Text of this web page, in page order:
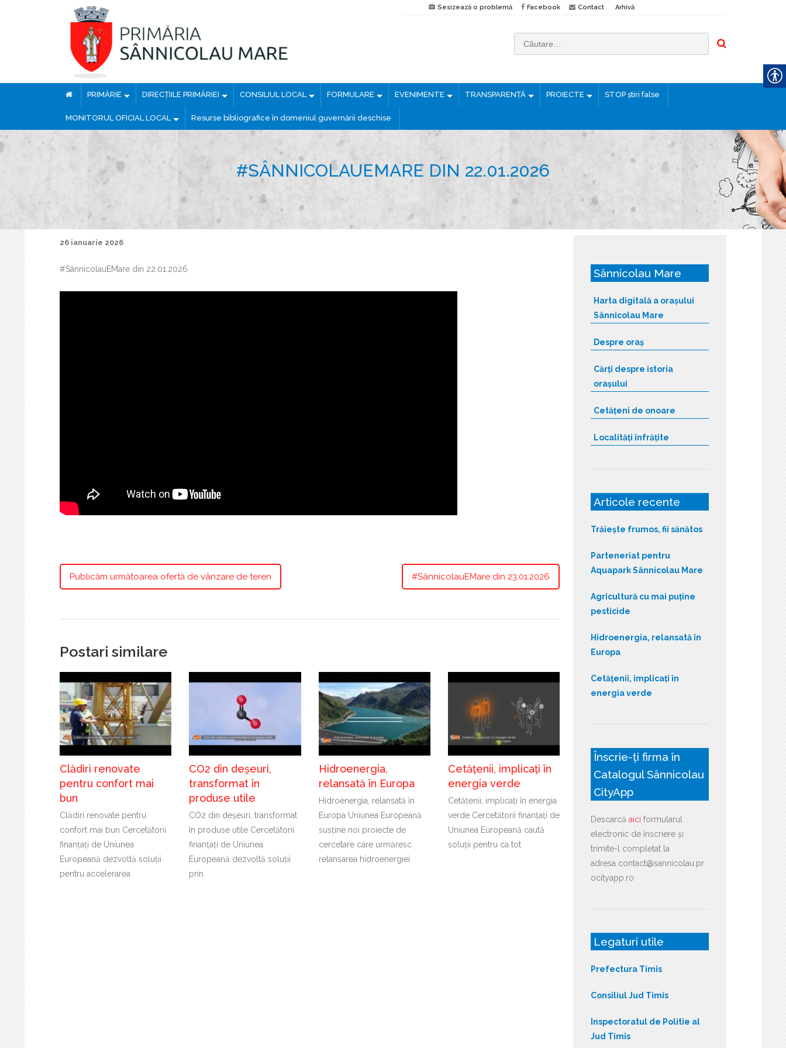
Sesizează o problemă Facebook Contact Arhivă
t
ă
PRIMĂRIE DIRECȚIILE PRIMĂRIEI CONSILIUL LOCAL FORMULARE EVENIMENTE TRANSPARENȚĂ PROIECTE STOP știri false
MONITORUL OFICIAL LOCAL Resurse bibliografice în domeniul guvernării deschise
#SÂNNICOLAUEMARE DIN 22.01.2026
26 ianuarie 2026
#SânnicolauEMare din 22.01.2026
Publicăm următoarea ofertă de vânzare de teren #SânnicolauEMare din 23.01.2026
Postari similare
Clădiri renovate
pentru confort mai
bun
Clădiri renovate pentru
confort mai bun Cercetătorii
finanțați de Uniunea
Europeană dezvoltă soluții
pentru accelerarea
CO2 din deșeuri,
transformat în
produse utile
CO2 din deșeuri, transformat
în produse utile Cercetătorii
finanțați de Uniunea
Europeană dezvoltă soluții
prin
Hidroenergia,
relansată în Europa
Hidroenergia, relansată în
Europa Uniunea Europeană
susține noi proiecte de
cercetare care urmăresc
relansarea hidroenergiei
Cetățenii, implicați în
energia verde
Cetățenii, implicați în energia
verde Cercetătorii finanțați de
Uniunea Europeană caută
soluții pentru ca tot
Sânnicolau Mare
Harta digitală a orașului
Sânnicolau Mare
Despre oraș
Cărți despre istoria
orașului
Cetățeni de onoare
Localități înfrățite
Articole recente
Trăiește frumos, fii sănătos
Parteneriat pentru
Aquapark Sânnicolau Mare
Agricultură cu mai puține
pesticide
Hidroenergia, relansată în
Europa
Cetățenii, implicați în
energia verde
Înscrie-ți firma în
Catalogul Sânnicolau
CityApp
Descarcă aici formularul
electronic de înscriere și
trimite-l completat la
adresa contact@sannicolau.pr
ocityapp.ro
Legaturi utile
Prefectura Timis
Consiliul Jud Timis
Inspectoratul de Politie al
Jud Timis